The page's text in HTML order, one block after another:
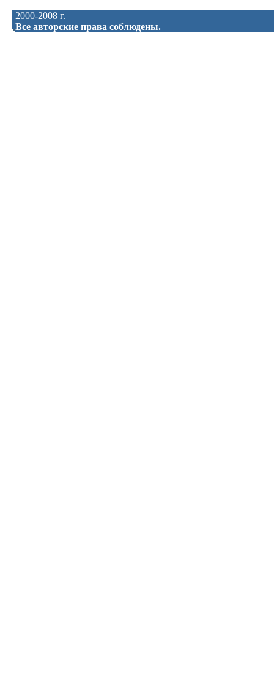
2000-2008 г.
Все авторские права соблюдены.